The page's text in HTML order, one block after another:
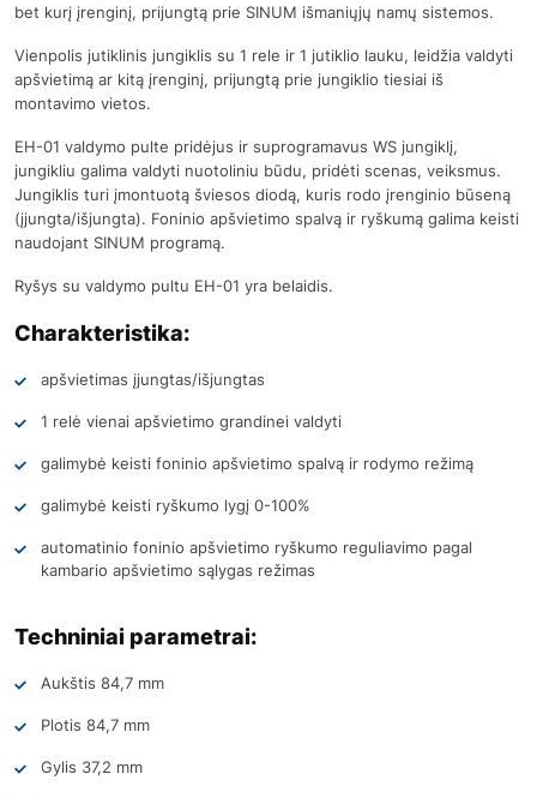
bet kurį įrenginį, prijungtą prie SINUM išmaniųjų namų sistemos.
Vienpolis jutiklinis jungiklis su 1 rele ir 1 jutiklio lauku, leidžia valdyti
apšvietimą ar kitą įrenginį, prijungtą prie jungiklio tiesiai iš
montavimo vietos.
EH-01 valdymo pulte pridėjus ir suprogramavus WS jungiklį,
jungikliu galima valdyti nuotoliniu būdu, pridėti scenas, veiksmus.
Jungiklis turi įmontuotą šviesos diodą, kuris rodo įrenginio būseną
(įjungta/išjungta). Foninio apšvietimo spalvą ir ryškumą galima keisti
naudojant SINUM programą.
Ryšys su valdymo pultu EH-01 yra belaidis.
Charakteristika:
apšvietimas įjungtas/išjungtas
1 relė vienai apšvietimo grandinei valdyti
galimybė keisti foninio apšvietimo spalvą ir rodymo režimą
galimybė keisti ryškumo lygį 0-100%
automatinio foninio apšvietimo ryškumo reguliavimo pagal
kambario apšvietimo sąlygas režimas
Techniniai parametrai:
Aukštis 84,7 mm
Plotis 84,7 mm
Gylis 37,2 mm